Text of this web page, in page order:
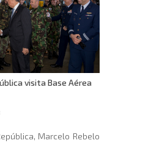
visita Base Aérea
Marcelo Rebelo